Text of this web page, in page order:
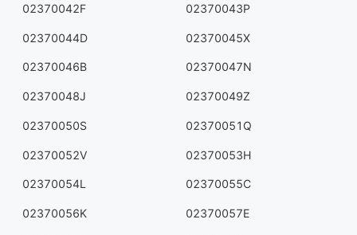
02370042F 02370043P
02370044D 02370045X
02370046B 02370047N
02370048J 02370049Z
02370050S 02370051Q
02370052V 02370053H
02370054L 02370055C
02370056K 02370057E